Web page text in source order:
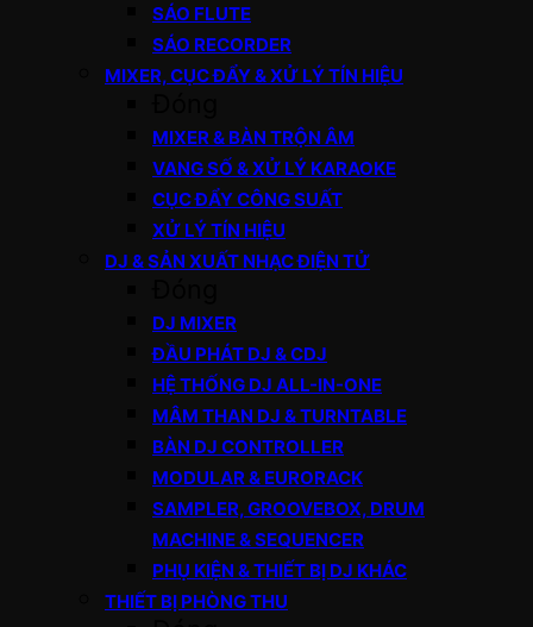
SÁO FLUTE
SÁO RECORDER
MIXER, CỤC ĐẨY & XỬ LÝ TÍN HIỆU
MIXER & BÀN TRỘN ÂM
VANG SỐ & XỬ LÝ KARAOKE
CỤC ĐẨY CÔNG SUẤT
XỬ LÝ TÍN HIỆU
DJ & SẢN XUẤT NHẠC ĐIỆN TỬ
DJ MIXER
ĐẦU PHÁT DJ & CDJ
HỆ THỐNG DJ ALL-IN-ONE
MÂM THAN DJ & TURNTABLE
BÀN DJ CONTROLLER
MODULAR & EURORACK
SAMPLER, GROOVEBOX, DRUM
MACHINE & SEQUENCER
PHỤ KIỆN & THIẾT BỊ DJ KHÁC
THIẾT BỊ PHÒNG THU